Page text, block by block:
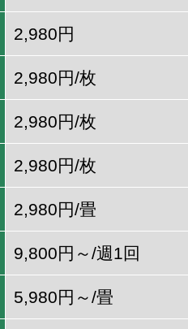
2,980円
2,980円/枚
2,980円/枚
2,980円/枚
2,980円/畳
9,800円～/週1回
5,980円～/畳